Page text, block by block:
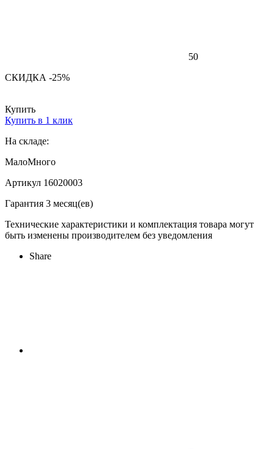
50
СКИДКА -25%
Купить
Купить в 1 клик
На складе:
МалоМного
Артикул 16020003
Гарантия 3 месяц(ев)
Технические характеристики и комплектация товара могут
быть изменены производителем без уведомления
Share